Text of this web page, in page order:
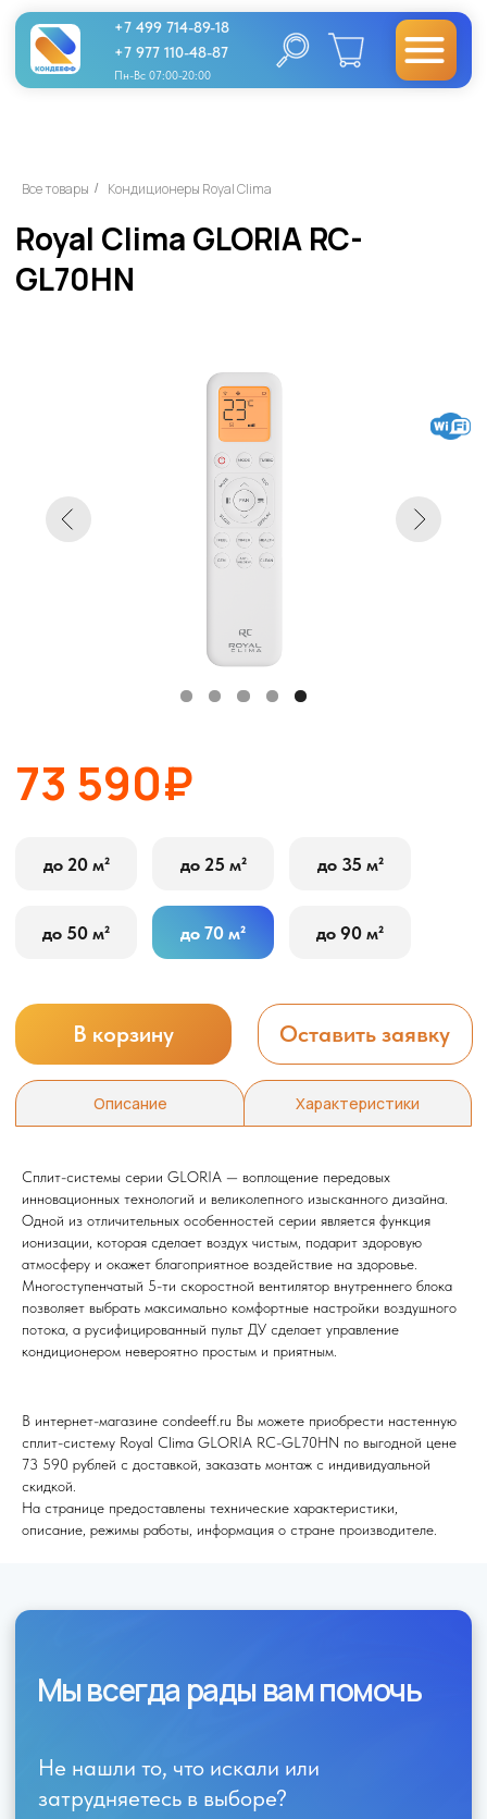
+7 499 714-89-18
+7 977 110-48-87
Пн-Вс 07:00-20:00
Все товары / Кондиционеры Royal Clima
GL70HN
Описание
до 90 м²
Сплит-системы серии GLORIA — воплощение передовых
инновационных технологий и великолепного изысканного дизайна.
Одной из отличительных особенностей серии является функция
ионизации, которая сделает воздух чистым, подарит здоровую
атмосферу и окажет благоприятное воздействие на здоровье.
Многоступенчатый 5-ти скоростной вентилятор внутреннего блока
позволяет выбрать максимально комфортные настройки воздушного
потока, а русифицированный пульт ДУ сделает управление
кондиционером невероятно простым и приятным.
В интернет-магазине condeeff.ru Вы можете приобрести настенную
сплит-систему Royal Clima GLORIA RC-GL70HN по выгодной цене
73 590 рублей с доставкой, заказать монтаж с индивидуальной
скидкой.
На странице предоставлены технические характеристики,
описание, режимы работы, информация о стране производителе.
Я согласен (на) с политикой обработки персональных данных
Не нашли то, что искали или
затрудняетесь в выборе?
Оставьте заявку, и мы подберем
вам нужный товар
Мы всегда рады вам помочь